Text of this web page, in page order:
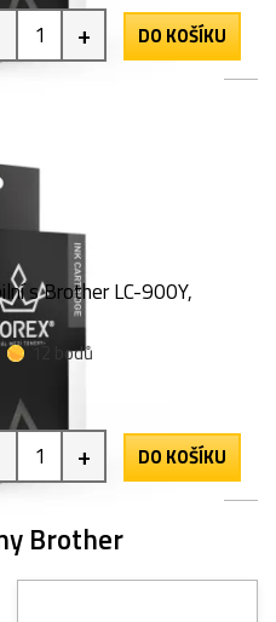
+ DO KOŠÍKU
s Brother LC-900Y,
12 bodů
+ DO KOŠÍKU
Brother